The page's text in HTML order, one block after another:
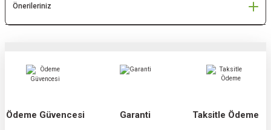
Önerileriniz
Ödeme Güvencesi Garanti Taksitle Ödeme